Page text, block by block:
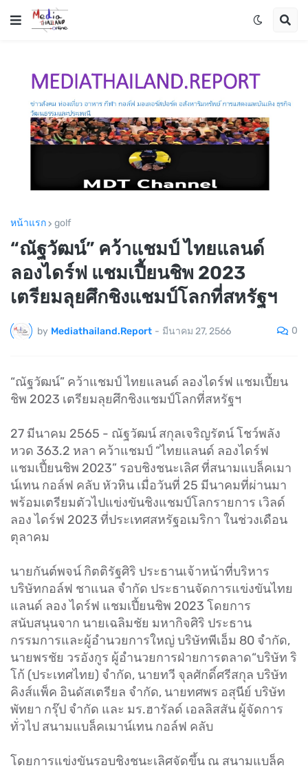
หน้าแรก golf
“ณัฐวัฒน์” คว้าแชมป์ ไทยแลนด์
ลองไดร์ฟ แชมเปี้ยนชิพ 2023
เตรียมลุยศึกชิงแชมป์โลกที่สหรัฐฯ
by Mediathailand.Report - มีนาคม 27, 2566 0
“ณัฐวัฒน์” คว้าแชมป์ ไทยแลนด์ ลองไดร์ฟ แชมเปี้ยน
ชิพ 2023 เตรียมลุยศึกชิงแชมป์โลกที่สหรัฐฯ
27 มีนาคม 2565 - ณัฐวัฒน์ สกุลเจริญรัตน์ โชว์พลัง
หวด 363.2 หลา คว้าแชมป์ “ไทยแลนด์ ลองไดร์ฟ
แชมเปี้ยนชิพ 2023” รอบชิงชนะเลิศ ที่สนามแบล็คเมา
น์เทน กอล์ฟ คลับ หัวหิน เมื่อวันที่ 25 มีนาคมที่ผ่านมา
พร้อมเตรียมตัวไปแข่งขันชิงแชมป์โลกรายการ เวิลด์
ลอง ไดร์ฟ 2023 ที่ประเทศสหรัฐอเมริกา ในช่วงเดือน
ตุลาคม
นายกันต์พจน์ กิตติรัฐศิริ ประธานเจ้าหน้าที่บริหาร
บริษัทกอล์ฟ ชาแนล จำกัด ประธานจัดการแข่งขันไทย
แลนด์ ลอง ไดร์ฟ แชมเปี้ยนชิพ 2023 โดยการ
สนับสนุนจาก นายเฉลิมชัย มหากิจศิริ ประธาน
กรรมการและผู้อำนวยการใหญ่ บริษัทพีเอ็ม 80 จำกัด,
นายพรชัย วรอังกูร ผู้อำนวยการฝ่ายการตลาด“บริษัท ริ
โก้ (ประเทศไทย) จำกัด, นายทวี จุลศักดิ์ศรีสกุล บริษัท
คิงส์แพ็ค อินดัสเตรียล จำกัด, นายทศพร อสุนีย์ บริษัท
พัทยา กรุ๊ป จำกัด และ มร.ฮารัลด์ เอลลิสสัน ผู้จัดการ
ทั่วไป สนามแบล็คเมาน์เทน กอล์ฟ คลับ
โดยการแข่งขันรอบชิงชนะเลิศจัดขึ้น ณ สนามแบล็ค